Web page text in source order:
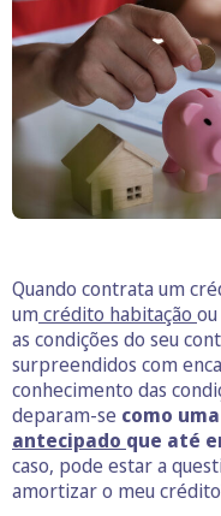
Quando contrata um
um crédito habitação
as condições do seu
surpreendidos com
conhecimento das
deparam-se como
antecipado que até
caso, pode estar a
amortizar o meu